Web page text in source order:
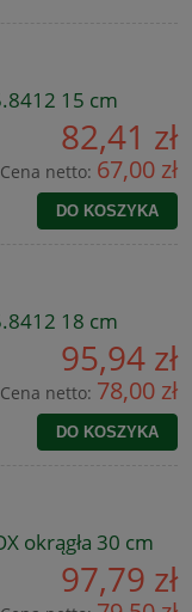
15 cm
82,41 zł
Cena netto: 67,00 zł
DO KOSZYKA
18 cm
95,94 zł
Cena netto: 78,00 zł
DO KOSZYKA
okrągła 30 cm
97,79 zł